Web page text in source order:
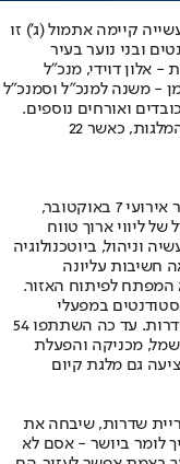
קיימה אתמול (ג') זו
ובני נוער בעיר
אלון דוידי, מנכ"ל
- משנה למנכ"ל וסמנכ"ל
ואורחים נוספים.
השנה נרשמה עלייה מרשימה של 70% במספר המלגות, כאשר 22
הקרן הוקמה במימון וביוזמת אסם נסטלה לאחר אירועי 7 באוקטובר,
ליווי ארוך טווח
וניהול, ביוטכנולוגיה
חשיבות עליונה
לפיתוח האזור.
במפעלי
תעשייה בדרום, ובפרט במפעל אסם נסטלה בשדרות. עד כה השתתפו 54
מכניקה והפעלת
גם מלגת קיום
שדרות, שיבחה את
לומר ביושר - אסם לא